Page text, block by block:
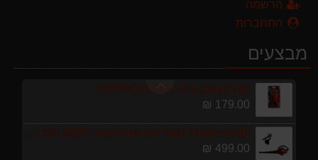
הרשמה
התחברות
מבצעים999.00 ₪
מברג נטען היברו HYBRO H300
179.00 ₪
מפוח חשמלי נושף יונק וגורס הארי HARRY LSN 2900
499.00 ₪